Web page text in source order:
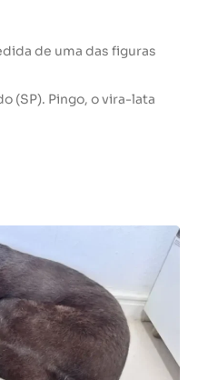
de uma das figuras
(SP). Pingo, o vira-lata